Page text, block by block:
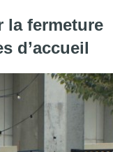
la fermeture
d’accueil